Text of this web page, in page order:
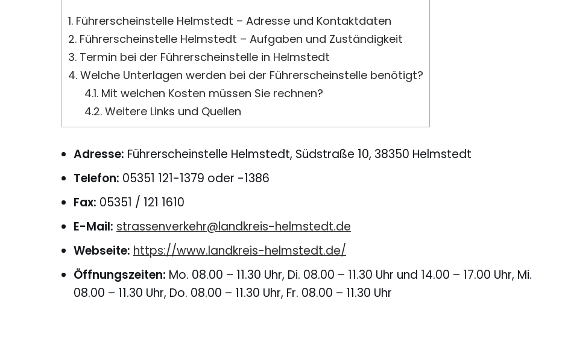
1. Führerscheinstelle Helmstedt – Adresse und Kontaktdaten
2. Führerscheinstelle Helmstedt – Aufgaben und Zuständigkeit
3. Termin bei der Führerscheinstelle in Helmstedt
4. Welche Unterlagen werden bei der Führerscheinstelle benötigt?
4.1. Mit welchen Kosten müssen Sie rechnen?
4.2. Weitere Links und Quellen
Adresse: Führerscheinstelle Helmstedt, Südstraße 10, 38350 Helmstedt
Telefon: 05351 121-1379 oder -1386
Fax: 05351 / 121 1610
E-Mail: strassenverkehr@landkreis-helmstedt.de
Webseite: https://www.landkreis-helmstedt.de/
Öffnungszeiten: Mo. 08.00 – 11.30 Uhr, Di. 08.00 – 11.30 Uhr und 14.00 – 17.00 Uhr, Mi.
08.00 – 11.30 Uhr, Do. 08.00 – 11.30 Uhr, Fr. 08.00 – 11.30 Uhr